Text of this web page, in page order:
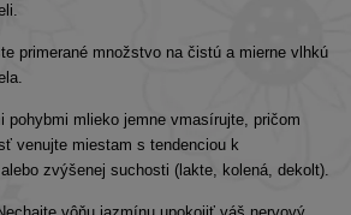
primerané množstvo na čistú a mierne vlhkú
pohybmi mlieko jemne vmasírujte, pričom
venujte miestam s tendenciou k
zvýšenej suchosti (lakte, kolená, dekolt).